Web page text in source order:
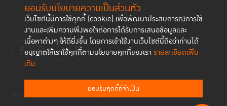
ยอมรับนโยบายความเป็นส่วนตัว
เว็บไซต์นี้มีการใช้คุกกี้ (cookie) เพื่อพัฒนาประสบการณ์การใช้
งานและเพิ่มความพึงพอใจต่อการได้รับการเสนอข้อมูลและ
เนื้อหาต่างๆ ให้ดียิ่งขึ้น โดยการเข้าใช้งานเว็บไซต์นี้ถือว่าท่านได้
อนุญาตให้เราใช้คุกกี้ตามนโยบายคุกกี้ของเรา รายละเอียดเพิ่ม
เติม
ยอมรับคุกกี้ที่จำเป็น
ติดตามช่องทาง social
Privacy Policy Cookies Policy